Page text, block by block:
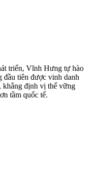
triển, Vĩnh Hưng tự hào
đầu tiên được vinh danh
khẳng định vị thế vững
tầm quốc tế.